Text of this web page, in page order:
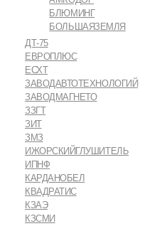
БЛЮМИНГ
БОЛЬШАЯЗЕМЛЯ
ДТ-75
ЕВРОПЛЮС
ЕСХТ
ЗАВОДАВТОТЕХНОЛОГИЙ
ЗАВОДМАГНЕТО
ЗЗГТ
ЗИТ
ЗМЗ
ИЖОРСКИЙГЛУШИТЕЛЬ
ИПНФ
КАРДАНОБЕЛ
КВАДРАТИС
КЗАЭ
КЗСМИ